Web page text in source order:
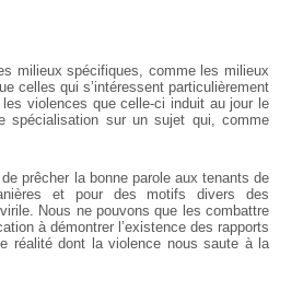
milieux spécifiques,
comme les milieux
celles qui s’intéressent particulièrement
les violences que celle-ci induit au jour le
spécialisation sur un sujet qui, comme
prêcher la bonne parole aux tenants de
et pour des motifs divers des
Nous ne pouvons que les combattre
à démontrer l’existence des rapports
réalité dont laviolence nous saute à la